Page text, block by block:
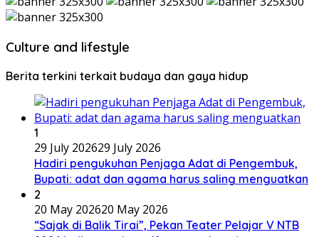
Culture and lifestyle
Berita terkini terkait budaya dan gaya hidup
1
29 July 202629 July 2026
Hadiri pengukuhan Penjaga Adat di Pengembuk,
Bupati: adat dan agama harus saling menguatkan
2
20 May 202620 May 2026
“Sajak di Balik Tirai”, Pekan Teater Pelajar V NTB